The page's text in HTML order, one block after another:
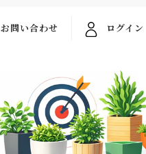
お問い合わせ
よくある質問
ログイン